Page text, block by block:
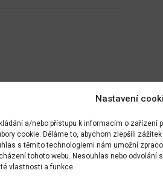
Nastavení
a/nebo přístupu k informacím o zařízení
cookie. Děláme to, abychom zlepšili
s těmito technologiemi nám umožní
tohoto webu. Nesouhlas nebo odvolání
vlastnosti a funkce.